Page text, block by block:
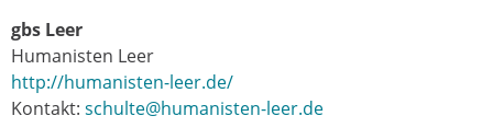
gbs Leer
Humanisten Leer
http://humanisten-leer.de/
Kontakt: schulte@humanisten-leer.de